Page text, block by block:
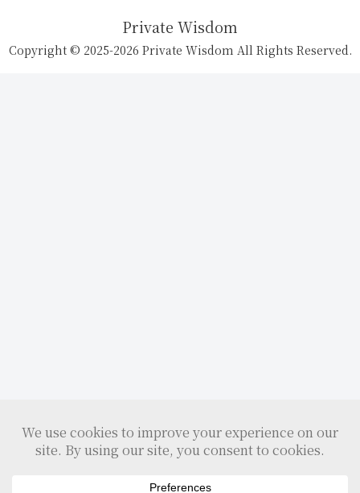
Private Wisdom
Copyright © 2025-2026 Private Wisdom All Rights Reserved.